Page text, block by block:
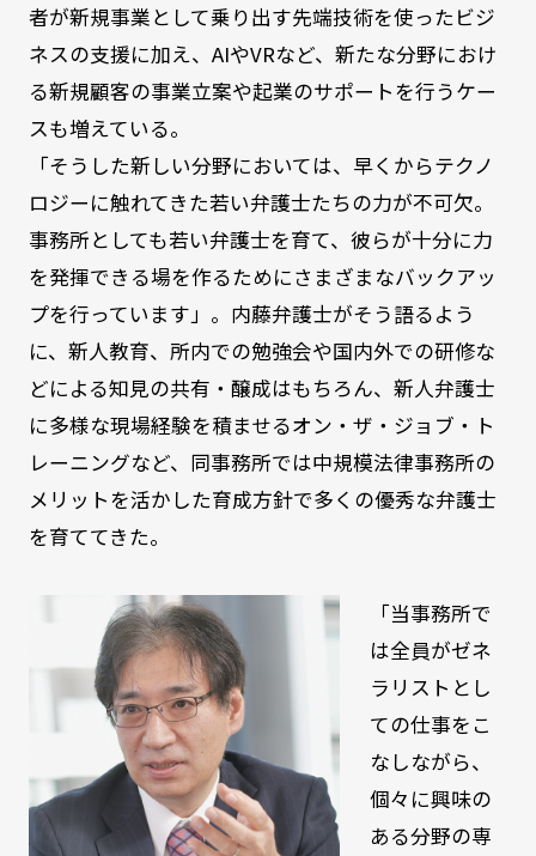
者が新規事業として乗り出す先端技術を使ったビジ
ネスの支援に加え、AIやVRなど、新たな分野におけ
る新規顧客の事業立案や起業のサポートを行うケー
スも増えている。
「そうした新しい分野においては、早くからテクノ
ロジーに触れてきた若い弁護士たちの力が不可欠。
事務所としても若い弁護士を育て、彼らが十分に力
を発揮できる場を作るためにさまざまなバックアッ
プを行っています」。内藤弁護士がそう語るよう
に、新人教育、所内での勉強会や国内外での研修な
どによる知見の共有・醸成はもちろん、新人弁護士
に多様な現場経験を積ませるオン・ザ・ジョブ・ト
レーニングなど、同事務所では中規模法律事務所の
メリットを活かした育成方針で多くの優秀な弁護士
を育ててきた。
「当事務所で
は全員がゼネ
ラリストとし
ての仕事をこ
なしながら、
個々に興味の
ある分野の専